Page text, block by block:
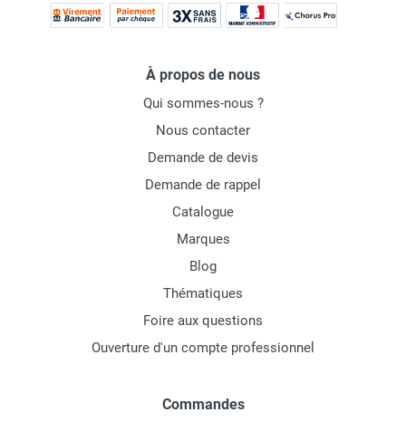
À propos de nous
Qui sommes-nous ?
Nous contacter
Demande de devis
Demande de rappel
Catalogue
Marques
Blog
Thématiques
Foire aux questions
Ouverture d'un compte professionnel
Commandes